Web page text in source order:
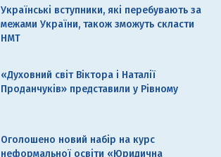
Українські вступники, які перебувають за
межами України, також зможуть скласти
НМТ
«Духовний світ Віктора і Наталії
Проданчуків» представили у Рівному
Оголошено новий набір на курс
неформальної освіти «Юридична